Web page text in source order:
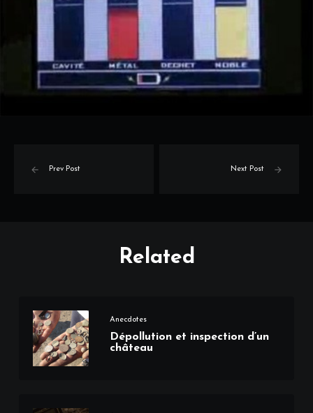
Prev Post Next Post
Related
Anecdotes
Dépollution et inspection d’un
château